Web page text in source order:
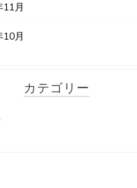
月
月
カテゴリー